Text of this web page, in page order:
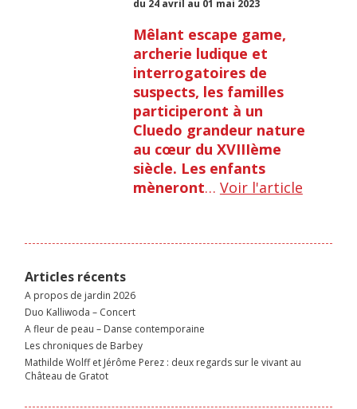
du 24 avril au 01 mai 2023
Mêlant escape game,
archerie ludique et
interrogatoires de
suspects, les familles
participeront à un
Cluedo grandeur nature
au cœur du XVIIIème
siècle. Les enfants
mèneront… Voir l'article
Articles récents
A propos de jardin 2026
Duo Kalliwoda – Concert
A fleur de peau – Danse contemporaine
Les chroniques de Barbey
Mathilde Wolff et Jérôme Perez : deux regards sur le vivant au
Château de Gratot